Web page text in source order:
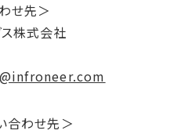
せ先＞
ス株式会社
合わせ先＞